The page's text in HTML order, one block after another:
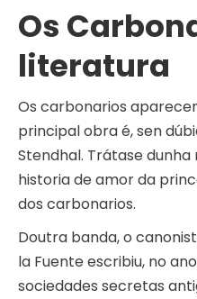
Os
literatura
Os carbonarios
principal obra é, sen
Stendhal. Trátase
historia de amor da
dos carbonarios.
Doutra banda, o
la Fuente escribiu, no
sociedades secretas